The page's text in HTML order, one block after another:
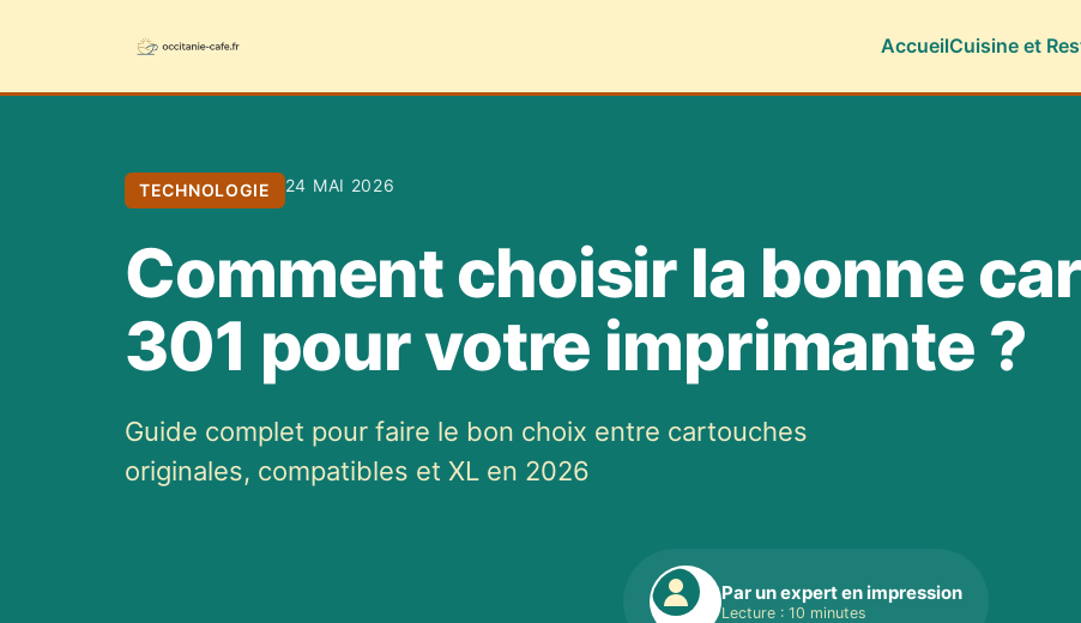
AccueilCuisine et
TECHNOLOGIE 24 MAI 2026
Comment choisir la bonne
301 pour votre imprimante ?
Guide complet pour faire le bon choix entre cartouches
originales, compatibles et XL en 2026
Par un expert en impression
Lecture : 10 minutes